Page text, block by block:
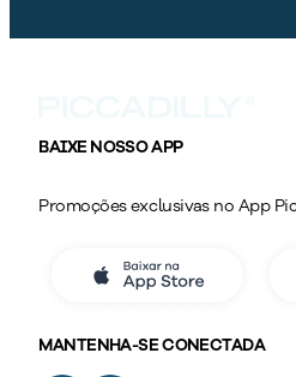
BAIXE NOSSO APP
Promoções exclusivas no App
MANTENHA-SE CONECTADA